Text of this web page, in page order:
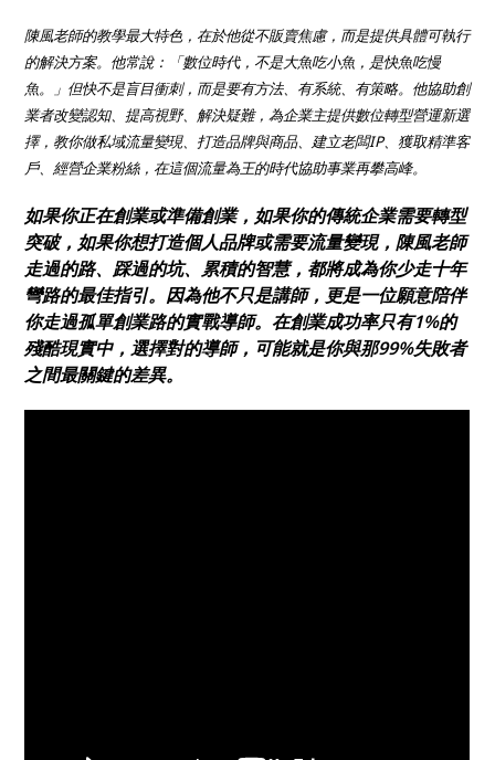
陳風老師的教學最大特色，在於他從不販賣焦慮，而是提供具體可執行
的解決方案。他常說：「數位時代，不是大魚吃小魚，是快魚吃慢
魚。」但快不是盲目衝刺，而是要有方法、有系統、有策略。他協助創
業者改變認知、提高視野、解決疑難，為企業主提供數位轉型營運新選
擇，教你做私域流量變現、打造品牌與商品、建立老闆IP、獲取精準客
戶、經營企業粉絲，在這個流量為王的時代協助事業再攀高峰。
如果你正在創業或準備創業，如果你的傳統企業需要轉型
突破，如果你想打造個人品牌或需要流量變現，陳風老師
走過的路、踩過的坑、累積的智慧，都將成為你少走十年
彎路的最佳指引。因為他不只是講師，更是一位願意陪伴
你走過孤單創業路的實戰導師。在創業成功率只有1%的
殘酷現實中，選擇對的導師，可能就是你與那99%失敗者
之間最關鍵的差異。